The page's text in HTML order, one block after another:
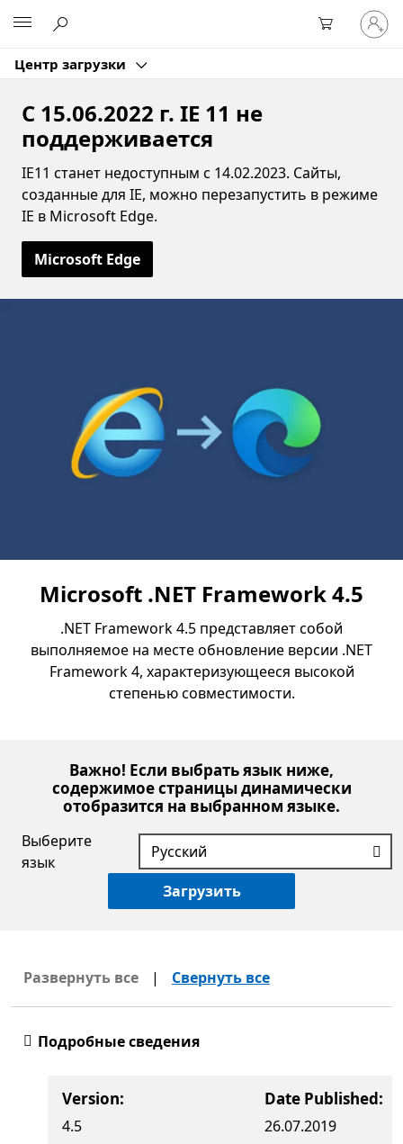
Центр загрузки
в
С 15.06.2022 г. IE 11 не
поддерживается
IE11 станет недоступным с 14.02.2023. Сайты,
созданные для IE, можно перезапустить в режиме
IE в Microsoft Edge.
Microsoft Edge
Microsoft .NET Framework 4.5
.NET Framework 4.5 представляет собой
выполняемое на месте обновление версии .NET
Framework 4, характеризующееся высокой
степенью совместимости.
Важно! Если выбрать язык ниже,
содержимое страницы динамически
отобразится на выбранном языке.
Выберите
язык
Загрузить
Развернуть все | Свернуть все
Подробные сведения
Version:
4.5
Date Published:
26.07.2019